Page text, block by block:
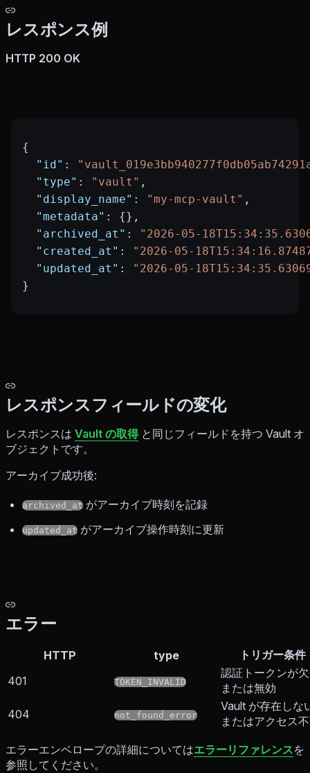
レスポンス例
HTTP 200 OK
{
  "id"
:
  "type"
: "vault" ,
  "display_name"
: "my-mcp-vault" ,
  "metadata"
: {},
  "archived_at"
:
"2026-05-
  "created_at"
:
"2026-05-
  "updated_at"
:
"2026-05-
}
レスポンスフィールドの変化
レスポンスは Vault の取得と同じフィールドを持つ Vault オ
ブジェクトです。
アーカイブ成功後:
archived_at がアーカイブ時刻を記録
updated_at がアーカイブ操作時刻に更新
エラー
HTTP type
トリガー条件
401
TOKEN_INVALID
認証トークンが
または無効
404
not_found_error
Vault が存在しな
またはアクセス
エラーエンベロープの詳細についてはエラーリファレンスを
参照してください。